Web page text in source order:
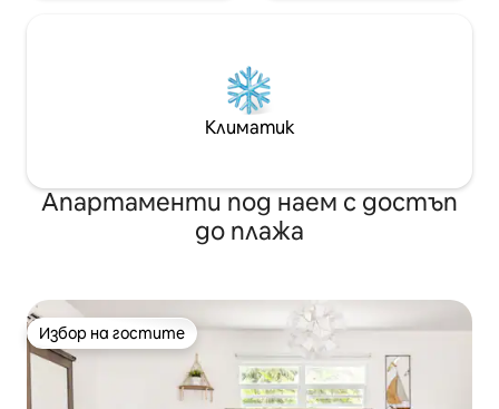
Климатик
Апартаменти под наем с достъп
до плажа
Избор на гостите
Избор на гостите